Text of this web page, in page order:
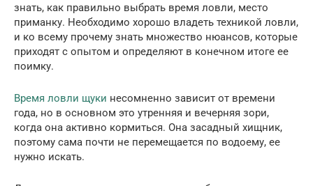
знать, как правильно выбрать время ловли, место
приманку. Необходимо хорошо владеть техникой ловли,
и ко всему прочему знать множество нюансов, которые
приходят с опытом и определяют в конечном итоге ее
поимку.
Время ловли щуки несомненно зависит от времени
года, но в основном это утренняя и вечерняя зори,
когда она активно кормиться. Она засадный хищник,
поэтому сама почти не перемещается по водоему, ее
нужно искать.